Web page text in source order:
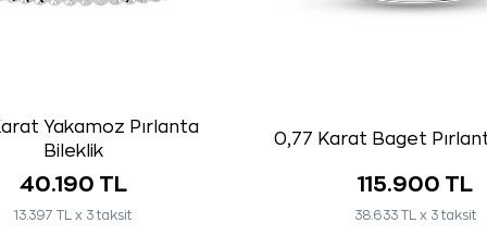
Yakamoz Pırlanta
Bileklik
40.190 TL
13.397 TL x 3 taksit
0,77 Karat Baget
115.900 TL
38.633 TL x 3 taksit